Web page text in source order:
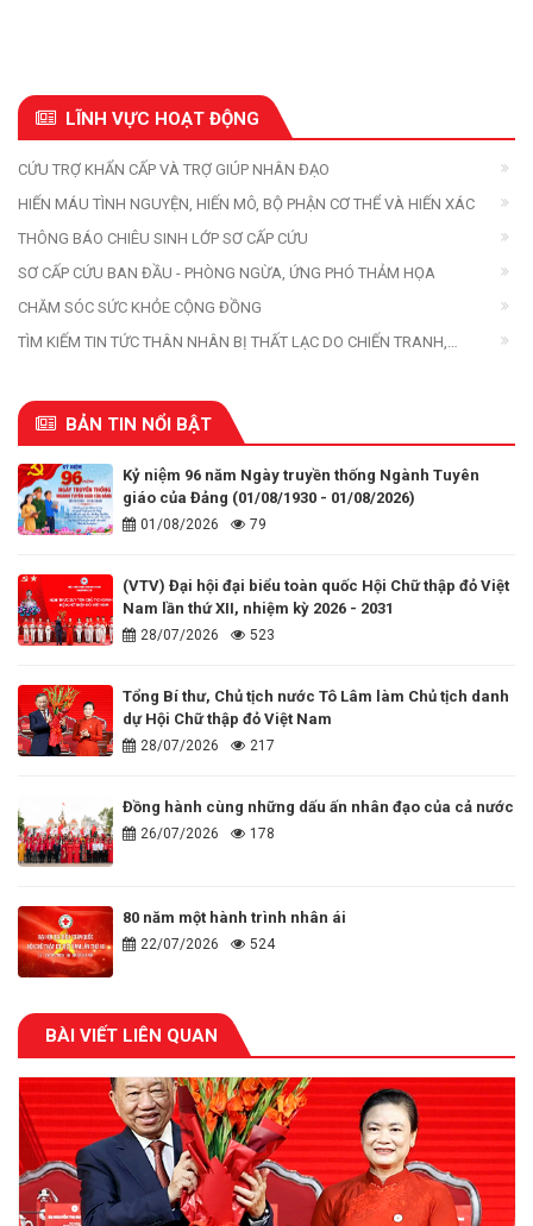
LĨNH VỰC HOẠT ĐỘNG
CỨU TRỢ KHẨN CẤP VÀ TRỢ GIÚP NHÂN ĐẠO
HIẾN MÁU TÌNH NGUYỆN, HIẾN MÔ, BỘ PHẬN CƠ THỂ VÀ HIẾN XÁC
THÔNG BÁO CHIÊU SINH LỚP SƠ CẤP CỨU
SƠ CẤP CỨU BAN ĐẦU - PHÒNG NGỪA, ỨNG PHÓ THẢM HỌA
CHĂM SÓC SỨC KHỎE CỘNG ĐỒNG
TÌM KIẾM TIN TỨC THÂN NHÂN BỊ THẤT LẠC DO CHIẾN TRANH,
BẢN TIN NỔI BẬT
Kỷ niệm 96 năm Ngày truyền thống Ngành Tuyên
giáo của Đảng (01/08/1930 - 01/08/2026)
01/08/2026 79
(VTV) Đại hội đại biểu toàn quốc Hội Chữ thập đỏ Việt
Nam lần thứ XII, nhiệm kỳ 2026 - 2031
28/07/2026 523
Tổng Bí thư, Chủ tịch nước Tô Lâm làm Chủ tịch danh
dự Hội Chữ thập đỏ Việt Nam
28/07/2026 217
Đồng hành cùng những dấu ấn nhân đạo của cả nước
26/07/2026 178
80 năm một hành trình nhân ái
22/07/2026 524
BÀI VIẾT LIÊN QUAN